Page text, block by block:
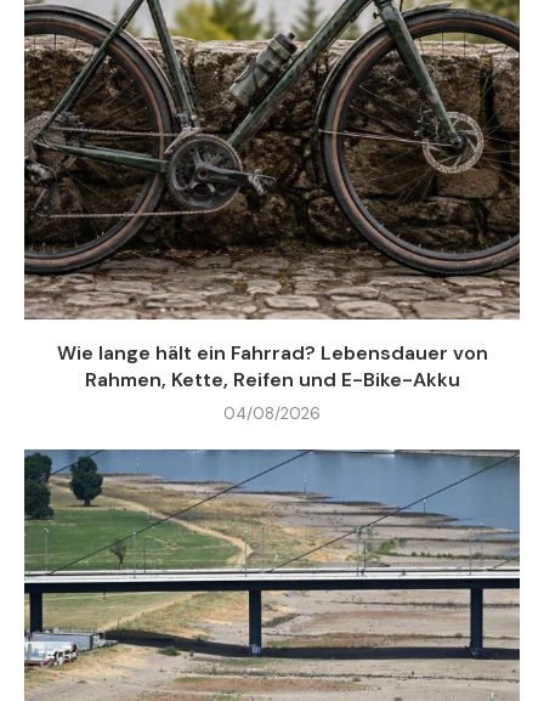
Wie lange hält ein Fahrrad? Lebensdauer von
Rahmen, Kette, Reifen und E-Bike-Akku
04/08/2026